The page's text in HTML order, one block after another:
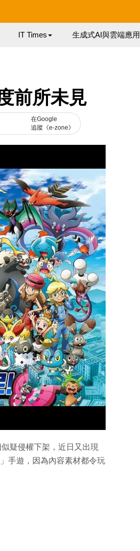
IT Times 生成式AI與雲端應用
前所未見
在Google
追蹤《e-zone》
疑侵權下架，近日又出現
手遊，因為內容素材都令玩